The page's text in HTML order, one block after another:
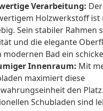
Verarbeitung:
Holzwerkstoff ist
Sein stabiler Rahmen
und die elegante
modernen Bad ein
Innenraum: Mit
maximiert diese
den
Schubladen sind